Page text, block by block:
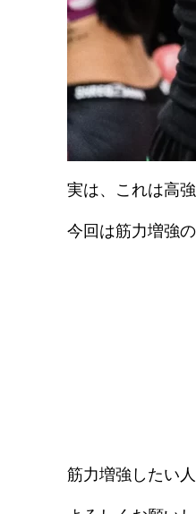
実は、これは高
今回は筋力増強
筋力増強したい